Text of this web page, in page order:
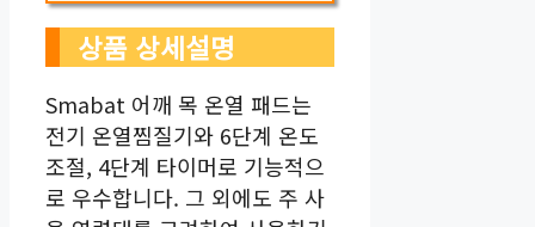
상품 상세설명
Smabat 어깨 목 온열 패드는
전기 온열찜질기와 6단계 온도
조절, 4단계 타이머로 기능적으
로 우수합니다. 그 외에도 주 사